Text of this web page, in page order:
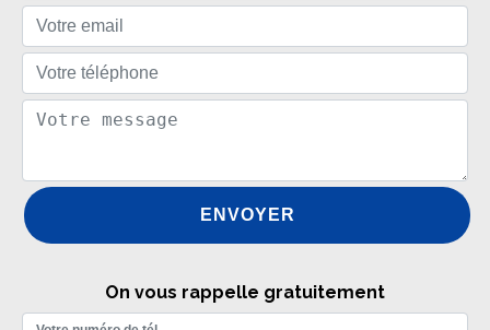
On vous rappelle gratuitement